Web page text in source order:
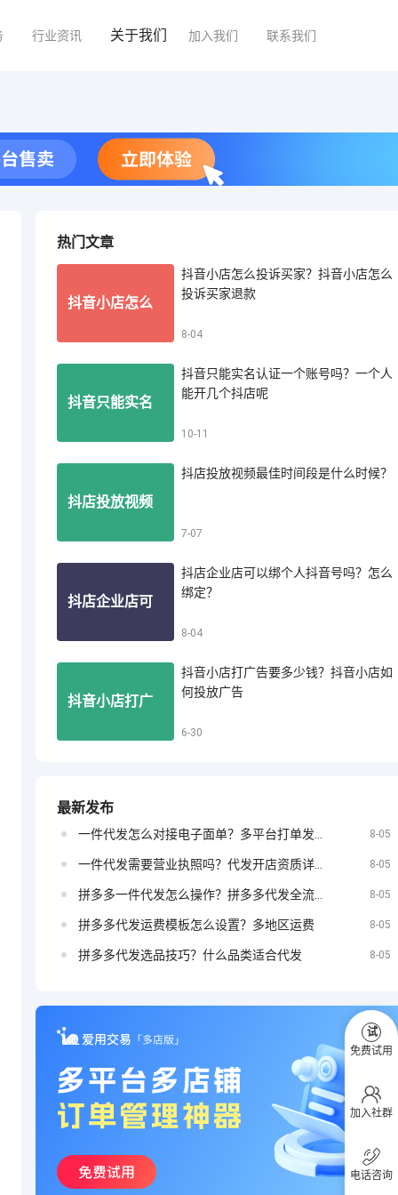
行业资讯 关于我们 加入我们 联系我们
热门文章
抖音小店怎么
音小店怎么投
诉买家退款
抖音小店怎么投诉买家？抖音小店怎么
投诉买家退款
8-04
抖音只能实名
吗？一个人能
开几个抖店呢
抖音只能实名认证一个账号吗？一个人
能开几个抖店呢
10-11
抖店投放视频
什么时候？
抖店投放视频最佳时间段是什么时候？
7-07
抖店企业店可
定？
抖店企业店可以绑个人抖音号吗？怎么
绑定？
8-04
抖音小店打广
抖音小店如何
投放广告
抖音小店打广告要多少钱？抖音小店如
何投放广告
6-30
最新发布
8-05
8-05
8-05
拼多多代发运费模板怎么设置？多地区运费 8-05
拼多多代发选品技巧？什么品类适合代发 8-05
试
免费试用
加入社群
电话咨询